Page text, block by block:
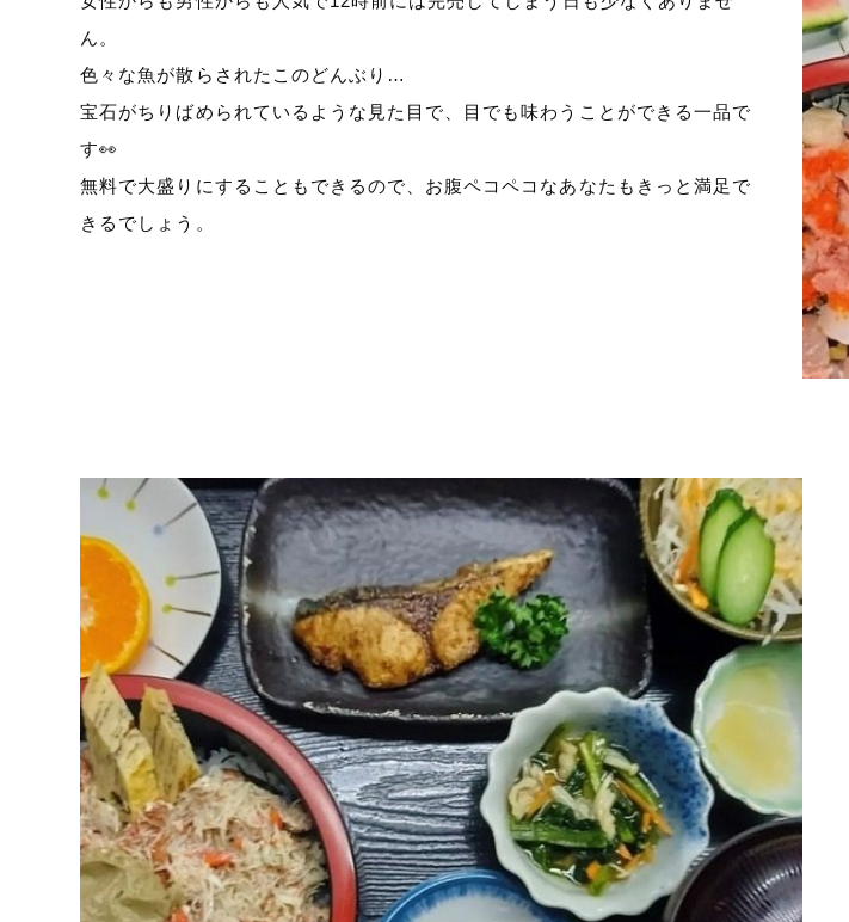
ん。
色々な魚が散らされたこのどんぶり…
宝石がちりばめられているような見た目で、目でも味わうことができる一品で
す👀
無料で大盛りにすることもできるので、お腹ペコペコなあなたもきっと満足で
きるでしょう。